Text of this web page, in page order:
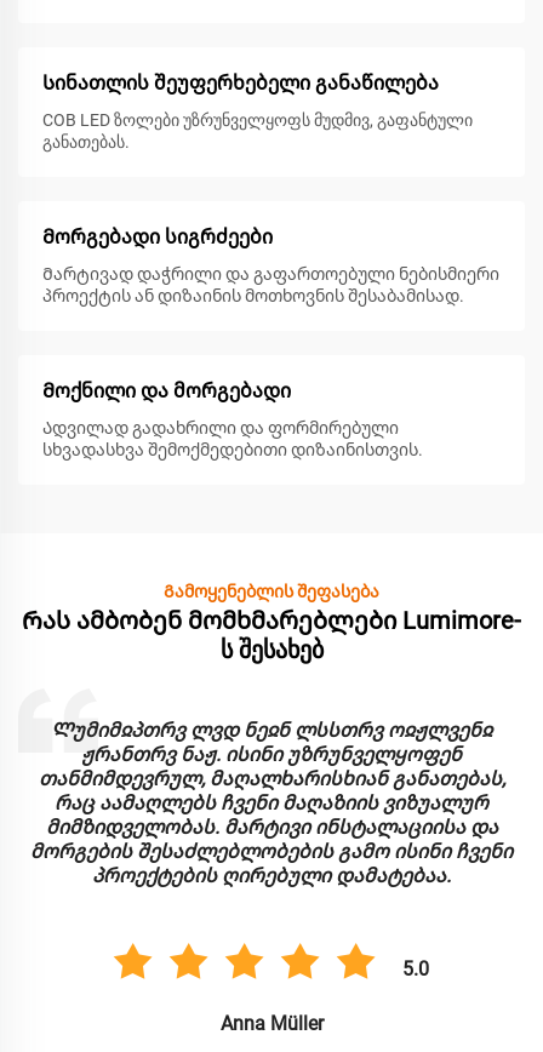
Სინათლის შეუფერხებელი განაწილება
COB LED ზოლები უზრუნველყოფს მუდმივ, გაფანტული
განათებას.
Მორგებადი სიგრძეები
Მარტივად დაჭრილი და გაფართოებული ნებისმიერი
პროექტის ან დიზაინის მოთხოვნის შესაბამისად.
Მოქნილი და მორგებადი
Ადვილად გადახრილი და ფორმირებული
სხვადასხვა შემოქმედებითი დიზაინისთვის.
Გამოყენებლის შეფასება
Რას ამბობენ მომხმარებლები Lumimore-
ს შესახებ
Ლუმიმჲპთრვ ლვდ ნეჲნ ლსსთრვ ოჲჟლვენჲ
ჟრანთრვ ნაჟ. ისინი უზრუნველყოფენ
თანმიმდევრულ, მაღალხარისხიან განათებას,
რაც აამაღლებს ჩვენი მაღაზიის ვიზუალურ
მიმზიდველობას. მარტივი ინსტალაციისა და
მორგების შესაძლებლობების გამო ისინი ჩვენი
პროექტების ღირებული დამატებაა.
5.0
Anna Müller